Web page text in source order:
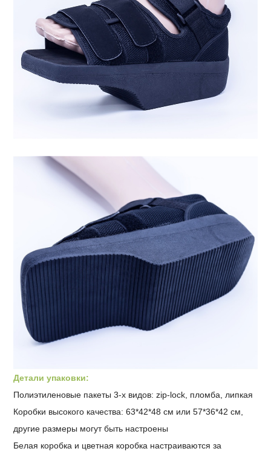
Детали упаковки:
Полиэтиленовые пакеты 3-х видов: zip-lock, пломба, липкая
Коробки высокого качества: 63*42*48 см или 57*36*42 см,
другие размеры могут быть настроены
Белая коробка и цветная коробка настраиваются за